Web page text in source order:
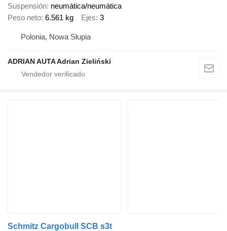
Suspensión neumática/neumática
Peso neto 6.561 kg Ejes 3
Polonia, Nowa Słupia
ADRIAN AUTA Adrian Zieliński
Schmitz Cargobull SCB s3t